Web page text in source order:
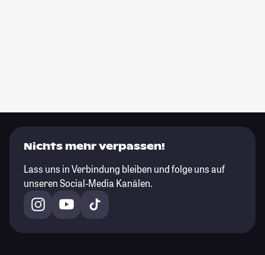
Nichts mehr verpassen!
Lass uns in Verbindung bleiben und folge uns auf
unseren Social-Media Kanälen.